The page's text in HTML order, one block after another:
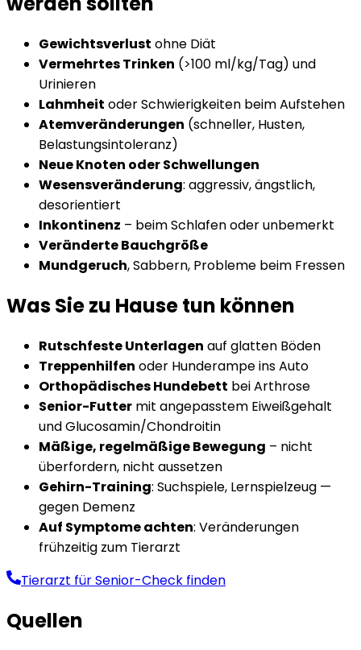
Gewichtsverlust ohne Diät
Vermehrtes Trinken (>100 ml/kg/Tag) und
Urinieren
Lahmheit oder Schwierigkeiten beim Aufstehen
Atemveränderungen (schneller, Husten,
Belastungsintoleranz)
Neue Knoten oder Schwellungen
Wesensveränderung: aggressiv, ängstlich,
desorientiert
Inkontinenz – beim Schlafen oder unbemerkt
Veränderte Bauchgröße
Mundgeruch, Sabbern, Probleme beim Fressen
Was Sie zu Hause tun können
Rutschfeste Unterlagen auf glatten Böden
Treppenhilfen oder Hunderampe ins Auto
Orthopädisches Hundebett bei Arthrose
Senior-Futter mit angepasstem Eiweißgehalt
und Glucosamin/Chondroitin
Mäßige, regelmäßige Bewegung – nicht
überfordern, nicht aussetzen
Gehirn-Training: Suchspiele, Lernspielzeug —
gegen Demenz
Auf Symptome achten: Veränderungen
frühzeitig zum Tierarzt
Tierarzt für Senior-Check finden
Quellen